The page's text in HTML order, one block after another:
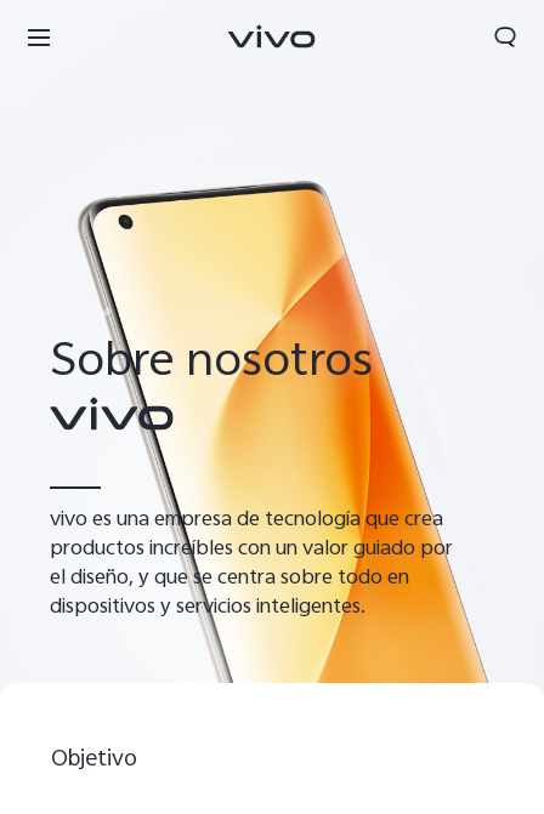
España | Seleccione país/región
Sobre nosotros
vivo es una empresa de tecnología que crea
productos increíbles con un valor guiado por
el diseño, y que se centra sobre todo en
dispositivos y servicios inteligentes.
Objetivo